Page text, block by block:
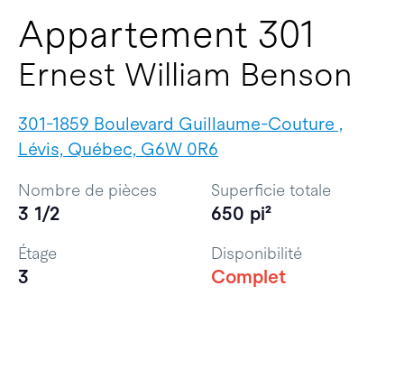
Appartement 301
Ernest William Benson
301-1859 Boulevard Guillaume-Couture ,
Lévis, Québec, G6W 0R6
Nombre de pièces
3 1/2
Superficie totale
650 pi²
Étage
3
Disponibilité
Complet